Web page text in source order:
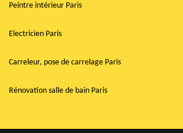
Peintre intérieur Paris
Electricien Paris
Carreleur, pose de carrelage Paris
Rénovation salle de bain Paris